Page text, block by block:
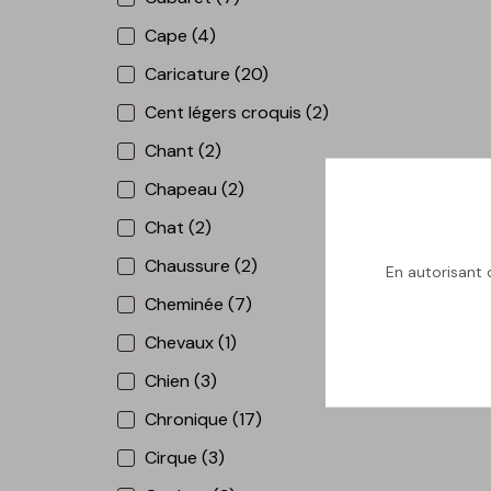
Cape (4)
Caricature (20)
Cent légers croquis (2)
Chant (2)
Chapeau (2)
Chat (2)
Chaussure (2)
Cheminée (7)
Chevaux (1)
Chien (3)
Chronique (17)
Cirque (3)
En autorisant